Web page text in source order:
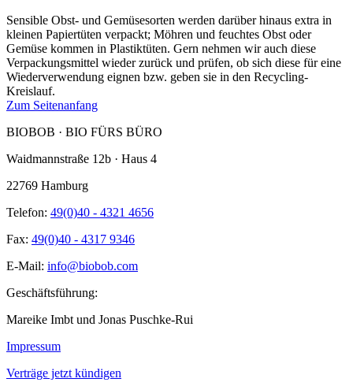
Sensible Obst- und Gemüsesorten werden darüber hinaus extra in
kleinen Papiertüten verpackt; Möhren und feuchtes Obst oder
Gemüse kommen in Plastiktüten. Gern nehmen wir auch diese
Verpackungsmittel wieder zurück und prüfen, ob sich diese für eine
Wiederverwendung eignen bzw. geben sie in den Recycling-
Kreislauf.
Zum Seitenanfang
BIOBOB · BIO FÜRS BÜRO
Waidmannstraße 12b · Haus 4
22769 Hamburg
Telefon: 49(0)40 - 4321 4656
Fax: 49(0)40 - 4317 9346
E-Mail: info@biobob.com
Geschäftsführung:
Mareike Imbt und Jonas Puschke-Rui
Impressum
Verträge jetzt kündigen